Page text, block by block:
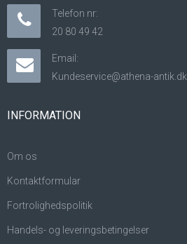
Telefon nr:
20 80 49 42
Email:
Kundeservice@athena-antik.dk
INFORMATION
Om os
Kontaktformular
Fortrolighedspolitik
Handels- og leveringsbetingelser